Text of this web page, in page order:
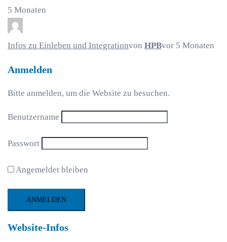
5 Monaten
Infos zu Einleben und Integrationvon HPBvor 5 Monaten
Anmelden
Bitte anmelden, um die Website zu besuchen.
Benutzername
Passwort
Angemeldet bleiben
Website-Infos